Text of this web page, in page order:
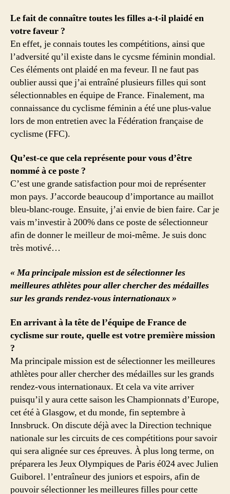
Le fait de connaître toutes les filles a-t-il plaidé en
votre faveur ?
En effet, je connais toutes les compétitions, ainsi que
l’adversité qu’il existe dans le cycsme féminin mondial.
Ces éléments ont plaidé en ma feveur. Il ne faut pas
oublier aussi que j’ai entraîné plusieurs filles qui sont
sélectionnables en équipe de France. Finalement, ma
connaissance du cyclisme féminin a été une plus-value
lors de mon entretien avec la Fédération française de
cyclisme (FFC).
Qu’est-ce que cela représente pour vous d’être
nommé à ce poste ?
C’est une grande satisfaction pour moi de représenter
mon pays. J’accorde beaucoup d’importance au maillot
bleu-blanc-rouge. Ensuite, j’ai envie de bien faire. Car je
vais m’investir à 200% dans ce poste de sélectionneur
afin de donner le meilleur de moi-même. Je suis donc
très motivé…
« Ma principale mission est de sélectionner les
meilleures athlètes pour aller chercher des médailles
sur les grands rendez-vous internationaux »
En arrivant à la tête de l’équipe de France de
cyclisme sur route, quelle est votre première mission
?
Ma principale mission est de sélectionner les meilleures
athlètes pour aller chercher des médailles sur les grands
rendez-vous internationaux. Et cela va vite arriver
puisqu’il y aura cette saison les Championnats d’Europe,
cet été à Glasgow, et du monde, fin septembre à
Innsbruck. On discute déjà avec la Direction technique
nationale sur les circuits de ces compétitions pour savoir
qui sera alignée sur ces épreuves. À plus long terme, on
préparera les Jeux Olympiques de Paris é024 avec Julien
Guiborel. l’entraîneur des juniors et espoirs, afin de
pouvoir sélectionner les meilleures filles pour cette